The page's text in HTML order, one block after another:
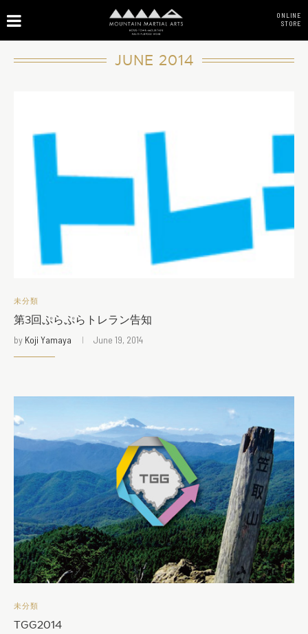
ONLINE
STORE
JUNE 2014
未分類
第3回ぷらぷらトレラン告知
by Koji Yamaya June 19, 2014
未分類
TGG2014